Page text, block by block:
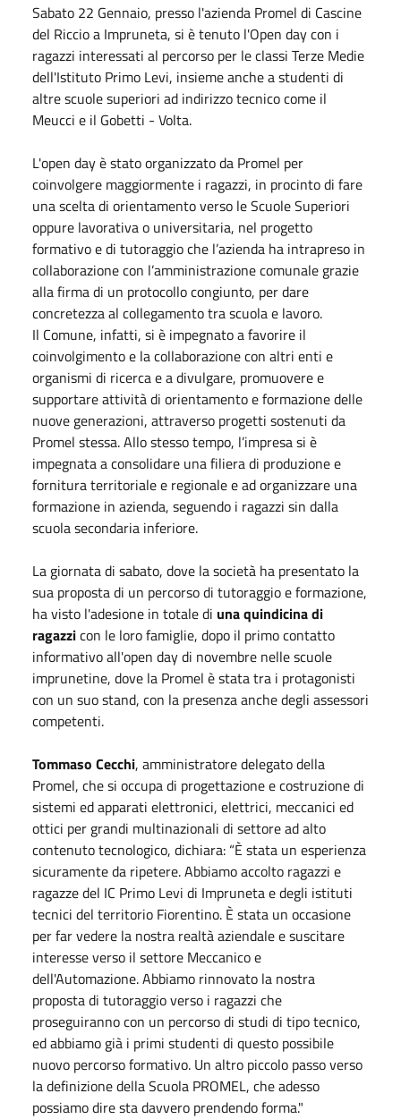
Sabato 22 Gennaio, presso l'azienda Promel di Cascine
del Riccio a Impruneta, si è tenuto l'Open day con i
ragazzi interessati al percorso per le classi Terze Medie
dell'Istituto Primo Levi, insieme anche a studenti di
altre scuole superiori ad indirizzo tecnico come il
Meucci e il Gobetti - Volta.
L'open day è stato organizzato da Promel per
coinvolgere maggiormente i ragazzi, in procinto di fare
una scelta di orientamento verso le Scuole Superiori
oppure lavorativa o universitaria, nel progetto
formativo e di tutoraggio che l’azienda ha intrapreso in
collaborazione con l’amministrazione comunale grazie
alla firma di un protocollo congiunto, per dare
concretezza al collegamento tra scuola e lavoro.
Il Comune, infatti, si è impegnato a favorire il
coinvolgimento e la collaborazione con altri enti e
organismi di ricerca e a divulgare, promuovere e
supportare attività di orientamento e formazione delle
nuove generazioni, attraverso progetti sostenuti da
Promel stessa. Allo stesso tempo, l’impresa si è
impegnata a consolidare una filiera di produzione e
fornitura territoriale e regionale e ad organizzare una
formazione in azienda, seguendo i ragazzi sin dalla
scuola secondaria inferiore.
La giornata di sabato, dove la società ha presentato la
sua proposta di un percorso di tutoraggio e formazione,
ha visto l'adesione in totale di una quindicina di
ragazzicon le loro famiglie, dopo il primo contatto
informativo all'open daydi novembre nelle scuole
imprunetine, dove la Promel è stata tra i protagonisti
con un suo stand, con la presenza anche degli assessori
competenti.
Tommaso Cecchi, amministratore delegato della
Promel, che si occupa di progettazione e costruzione di
sistemi ed apparati elettronici, elettrici, meccanici ed
ottici per grandi multinazionali di settore ad alto
contenuto tecnologico, dichiara: “È stata un esperienza
sicuramente da ripetere. Abbiamo accolto ragazzi e
ragazze del IC Primo Levi di Impruneta e degli istituti
tecnici del territorio Fiorentino. È stata un occasione
per far vedere la nostra realtà aziendale e suscitare
interesse verso il settore Meccanico e
dell'Automazione. Abbiamo rinnovato la nostra
proposta di tutoraggio verso i ragazzi che
proseguiranno con un percorso di studi di tipo tecnico,
ed abbiamo già i primi studenti di questo possibile
nuovo percorso formativo. Un altro piccolo passo verso
la definizione della Scuola PROMEL, che adesso
possiamo dire sta davvero prendendo forma."